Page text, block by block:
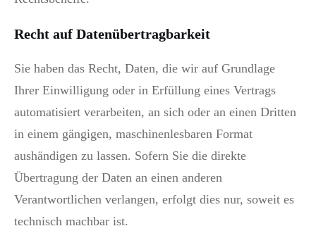
Recht auf Datenübertragbarkeit
Sie haben das Recht, Daten, die wir auf Grundlage
Ihrer Einwilligung oder in Erfüllung eines Vertrags
automatisiert verarbeiten, an sich oder an einen Dritten
in einem gängigen, maschinenlesbaren Format
aushändigen zu lassen. Sofern Sie die direkte
Übertragung der Daten an einen anderen
Verantwortlichen verlangen, erfolgt dies nur, soweit es
technisch machbar ist.